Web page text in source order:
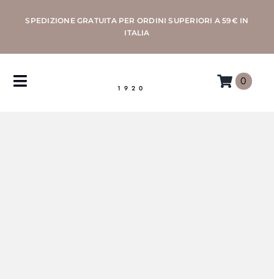
SPEDIZIONE GRATUITA PER ORDINI SUPERIORI A 59€ IN
ITALIA
1920
Toggle
0